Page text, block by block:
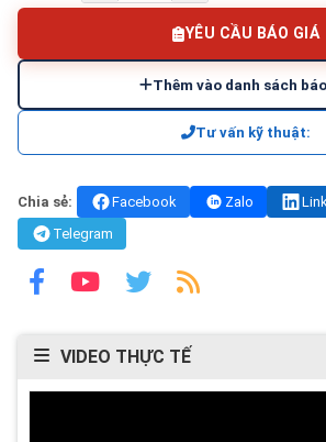
YÊU CẦU BÁO GIÁ
Thêm vào danh sách
Tư vấn kỹ thuật:
Chia sẻ: Facebook Zalo
Telegram
VIDEO THỰC TẾ